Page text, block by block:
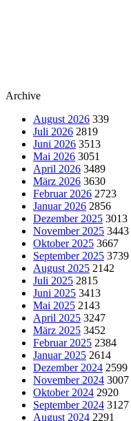
Archive
August 2026 339
Juli 2026 2819
Juni 2026 3513
Mai 2026 3051
April 2026 3489
März 2026 3630
Februar 2026 2723
Januar 2026 2856
Dezember 2025 3013
November 2025 3443
Oktober 2025 3667
September 2025 3739
August 2025 2142
Juli 2025 2815
Juni 2025 3413
Mai 2025 2143
April 2025 3247
März 2025 3452
Februar 2025 2384
Januar 2025 2614
Dezember 2024 2599
November 2024 3007
Oktober 2024 2920
September 2024 3127
August 2024 2291